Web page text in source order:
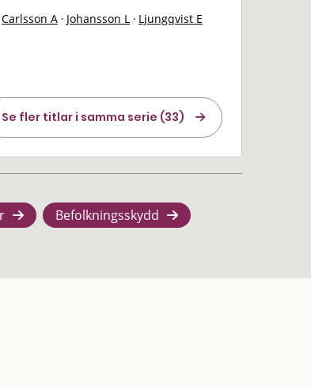
Carlsson A · Johansson L · Ljungqvist E
Se fler titlar i samma serie (33)
Befolkningsskydd